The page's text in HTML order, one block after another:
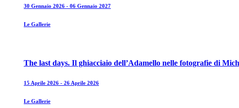
30 Gennaio 2026 - 06 Gennaio 2027
Le Gallerie
The last days. Il ghiacciaio dell’Adamello nelle fotografie di
15 Aprile 2026 - 26 Aprile 2026
Le Gallerie